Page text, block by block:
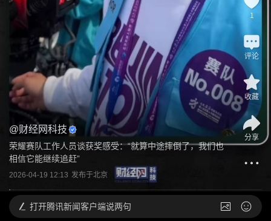
@财经网科技
荣耀赛队工作人员谈获奖感受：“就算中途摔倒了，我们也
相信它能继续追赶”
2026-04-19 12:13 发布于北京
1
评论
收藏
分享
打开腾讯新闻客户端说两句